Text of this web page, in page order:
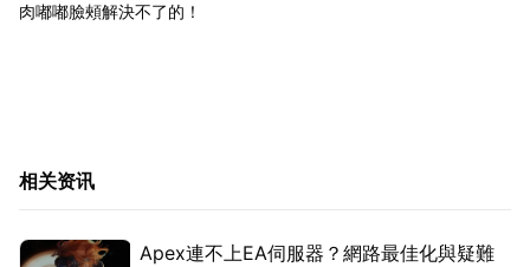
肉嘟嘟臉頰解決不了的！
相关资讯
Apex連不上EA伺服器？網路最佳化與疑難